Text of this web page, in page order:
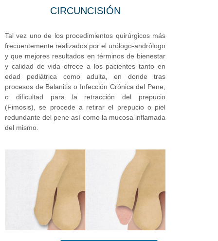
CIRCUNCISIÓN
Tal vez uno de los procedimientos quirúrgicos más
frecuentemente realizados por el urólogo-andrólogo
y que mejores resultados en términos de bienestar
y calidad de vida ofrece a los pacientes tanto en
edad pediátrica como adulta, en donde tras
procesos de Balanitis o Infección Crónica del Pene,
o dificultad para la retracción del prepucio
(Fimosis), se procede a retirar el prepucio o piel
redundante del pene así como la mucosa inflamada
del mismo.